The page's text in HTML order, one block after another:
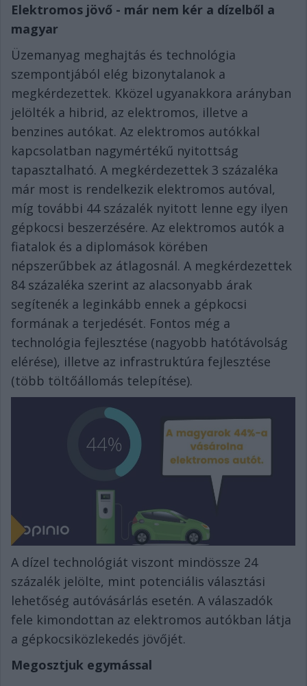
Elektromos jövő - már nem kér a dízelből a
magyar
Üzemanyag meghajtás és technológia
szempontjából elég bizonytalanok a
megkérdezettek. Kközel ugyanakkora arányban
jelölték a hibrid, az elektromos, illetve a
benzines autókat. Az elektromos autókkal
kapcsolatban nagymértékű nyitottság
tapasztalható. A megkérdezettek 3 százaléka
már most is rendelkezik elektromos autóval,
míg további 44 százalék nyitott lenne egy ilyen
gépkocsi beszerzésére. Az elektromos autók a
fiatalok és a diplomások körében
népszerűbbek az átlagosnál. A megkérdezettek
84 százaléka szerint az alacsonyabb árak
segítenék a leginkább ennek a gépkocsi
formának a terjedését. Fontos még a
technológia fejlesztése (nagyobb hatótávolság
elérése), illetve az infrastruktúra fejlesztése
(több töltőállomás telepítése).
A dízel technológiát viszont mindössze 24
százalék jelölte, mint potenciális választási
lehetőség autóvásárlás esetén. A válaszadók
fele kimondottan az elektromos autókban látja
a gépkocsiközlekedés jövőjét.
Megosztjuk egymással